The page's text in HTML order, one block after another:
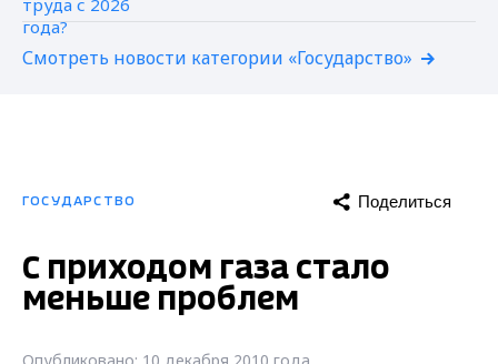
Смотреть новости категории «Государство»
ГОСУДАРСТВО Поделиться
С приходом газа стало
меньше проблем
Опубликовано: 10 декабря 2010 года